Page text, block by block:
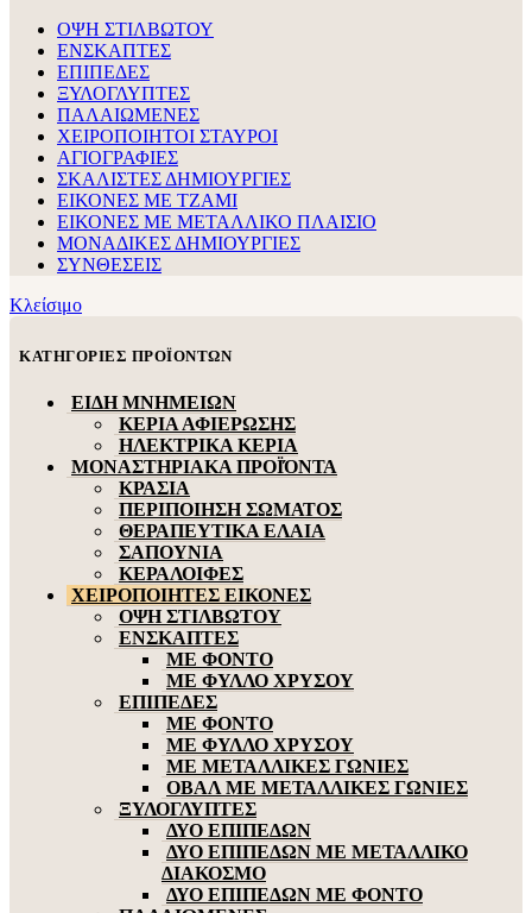
ΟΨΗ ΣΤΙΛΒΩΤΟΥ
ΕΝΣΚΑΠΤΕΣ
ΕΠΙΠΕΔΕΣ
ΞΥΛΟΓΛΥΠΤΕΣ
ΠΑΛΑΙΩΜΕΝΕΣ
ΧΕΙΡΟΠΟΙΗΤΟΙ ΣΤΑΥΡΟΙ
ΑΓΙΟΓΡΑΦΙΕΣ
ΣΚΑΛΙΣΤΕΣ ΔΗΜΙΟΥΡΓΙΕΣ
ΕΙΚΟΝΕΣ ΜΕ ΤΖΑΜΙ
ΕΙΚΟΝΕΣ ΜΕ ΜΕΤΑΛΛΙΚΟ ΠΛΑΙΣΙΟ
ΜΟΝΑΔΙΚΕΣ ΔΗΜΙΟΥΡΓΙΕΣ
ΣΥΝΘΕΣΕΙΣ
Κλείσιμο
ΚΑΤΗΓΟΡΙΕΣ ΠΡΟΪΟΝΤΩΝ
ΕΙΔΗ ΜΝΗΜΕΙΩΝ
ΚΕΡΙΑ ΑΦΙΕΡΩΣΗΣ
ΗΛΕΚΤΡΙΚΑ ΚΕΡΙΑ
ΜΟΝΑΣΤΗΡΙΑΚΑ ΠΡΟΪΌΝΤΑ
ΚΡΑΣΙΑ
ΠΕΡΙΠΟΙΗΣΗ ΣΩΜΑΤΟΣ
ΘΕΡΑΠΕΥΤΙΚΑ ΕΛΑΙΑ
ΣΑΠΟΥΝΙΑ
ΚΕΡΑΛΟΙΦΕΣ
ΧΕΙΡΟΠΟΙΗΤΕΣ ΕΙΚΟΝΕΣ
ΟΨΗ ΣΤΙΛΒΩΤΟΥ
ΕΝΣΚΑΠΤΕΣ
ΜΕ ΦΟΝΤΟ
ΜΕ ΦΥΛΛΟ ΧΡΥΣΟΥ
ΕΠΙΠΕΔΕΣ
ΜΕ ΦΟΝΤΟ
ΜΕ ΦΥΛΛΟ ΧΡΥΣΟΥ
ΜΕ ΜΕΤΑΛΛΙΚΕΣ ΓΩΝΙΕΣ
ΟΒΑΛ ΜΕ ΜΕΤΑΛΛΙΚΕΣ ΓΩΝΙΕΣ
ΞΥΛΟΓΛΥΠΤΕΣ
ΔΥΟ ΕΠΙΠΕΔΩΝ
ΔΥΟ ΕΠΙΠΕΔΩΝ ΜΕ ΜΕΤΑΛΛΙΚΟ
ΔΙΑΚΟΣΜΟ
ΔΥΟ ΕΠΙΠΕΔΩΝ ΜΕ ΦΟΝΤΟ